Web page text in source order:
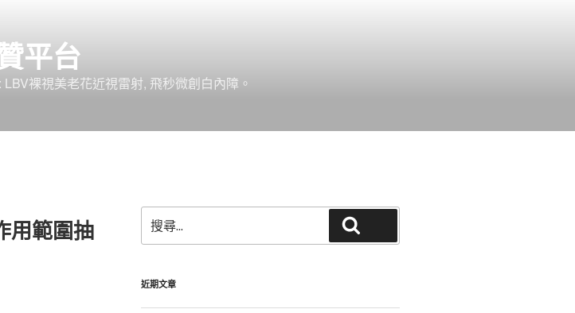
平台
裸視美老花近視雷射, 飛秒微創白內障。
用範圍抽
尋
關
字:
近期文章